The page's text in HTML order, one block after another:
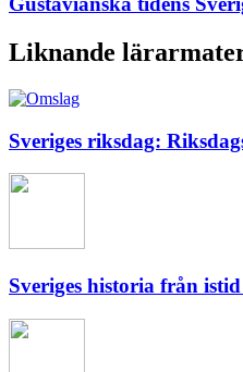
Liknande
Sveriges riksdag:
Sveriges historia från